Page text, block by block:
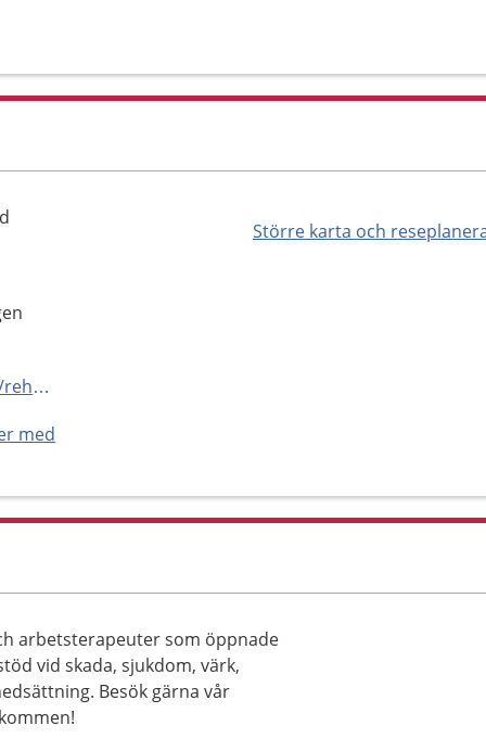
Större karta och
http://www.vegaprimarvard.se/rehab/
med
arbetsterapeuter som öppnade
vid skada, sjukdom, värk,
Besök gärna vår